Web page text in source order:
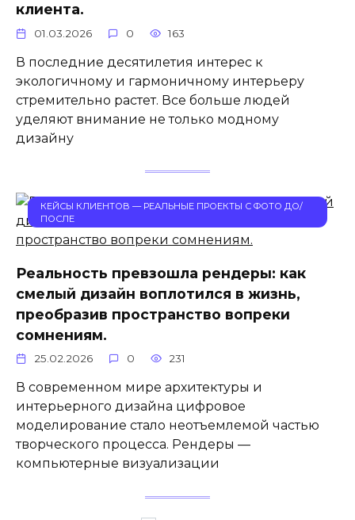
клиента.
01.03.2026 0 163
В последние десятилетия интерес к
экологичному и гармоничному интерьеру
стремительно растет. Все больше людей
уделяют внимание не только модному
дизайну
КЕЙСЫ КЛИЕНТОВ — РЕАЛЬНЫЕ ПРОЕКТЫ С ФОТО ДО/
ПОСЛЕ
Реальность превзошла рендеры: как
смелый дизайн воплотился в жизнь,
преобразив пространство вопреки
сомнениям.
25.02.2026 0 231
В современном мире архитектуры и
интерьерного дизайна цифровое
моделирование стало неотъемлемой частью
творческого процесса. Рендеры —
компьютерные визуализации